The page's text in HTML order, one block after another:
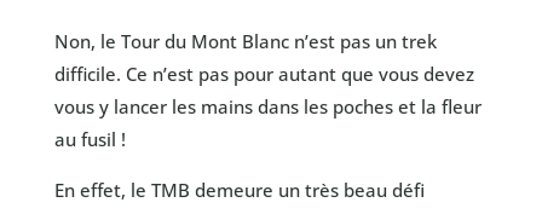
Non, le Tour du Mont Blanc n’est pas un trek
difficile. Ce n’est pas pour autant que vous devez
vous y lancer les mains dans les poches et la fleur
au fusil !
En effet, le TMB demeure un très beau défi